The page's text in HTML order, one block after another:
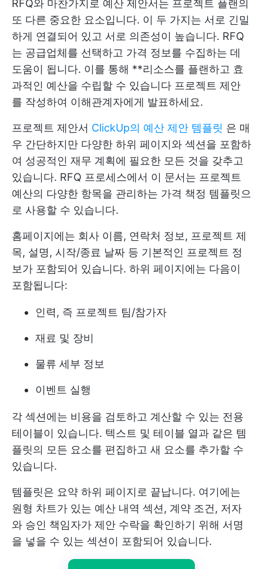
RFQ와 마찬가지로 예산 제안서는 프로젝트 플랜의
또 다른 중요한 요소입니다. 이 두 가지는 서로 긴밀
하게 연결되어 있고 서로 의존성이 높습니다. RFQ
는 공급업체를 선택하고 가격 정보를 수집하는 데
도움이 됩니다. 이를 통해 **리소스를 플랜하고 효
과적인 예산을 수립할 수 있습니다 프로젝트 제안
를 작성하여 이해관계자에게 발표하세요.
프로젝트 제안서 ClickUp의 예산 제안 템플릿 은 매
우 간단하지만 다양한 하위 페이지와 섹션을 포함하
여 성공적인 재무 계획에 필요한 모든 것을 갖추고
있습니다. RFQ 프로세스에서 이 문서는 프로젝트
예산의 다양한 항목을 관리하는 가격 책정 템플릿으
로 사용할 수 있습니다.
홈페이지에는 회사 이름, 연락처 정보, 프로젝트 제
목, 설명, 시작/종료 날짜 등 기본적인 프로젝트 정
보가 포함되어 있습니다. 하위 페이지에는 다음이
포함됩니다:
인력, 즉 프로젝트 팀/참가자
재료 및 장비
물류 세부 정보
이벤트 실행
각 섹션에는 비용을 검토하고 계산할 수 있는 전용
테이블이 있습니다. 텍스트 및 테이블 열과 같은 템
플릿의 모든 요소를 편집하고 새 요소를 추가할 수
있습니다.
템플릿은 요약 하위 페이지로 끝납니다. 여기에는
원형 차트가 있는 예산 내역 섹션, 계약 조건, 저자
와 승인 책임자가 제안 수락을 확인하기 위해 서명
을 넣을 수 있는 섹션이 포함되어 있습니다.